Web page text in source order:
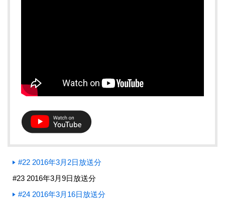
#22 2016年3月2日放送分
#23 2016年3月9日放送分
#24 2016年3月16日放送分